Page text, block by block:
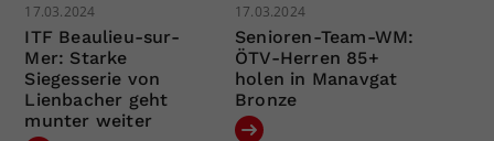
17.03.2024
ITF Beaulieu-sur-
Mer: Starke
Siegesserie von
Lienbacher geht
munter weiter
17.03.2024
Senioren-Team-WM:
ÖTV-Herren 85+
holen in Manavgat
Bronze